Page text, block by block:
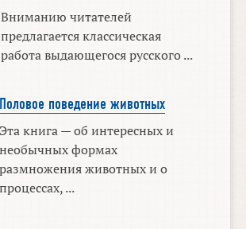
Вниманию читателей
предлагается классическая
работа выдающегося русского ...
Половое поведение животных
Эта книга — об интересных и
необычных формах
размножения животных и о
процессах, ...